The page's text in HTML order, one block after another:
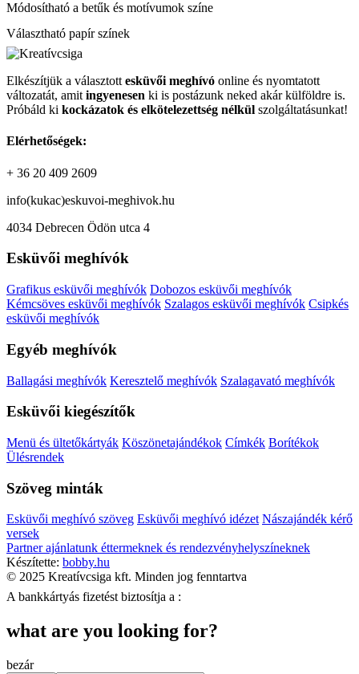
Módosítható a betűk és motívumok színe
Választható papír színek
Elkészítjük a választott esküvői meghívó online és nyomtatott
változatát, amit ingyenesen ki is postázunk neked akár külföldre is.
Próbáld ki kockázatok és elkötelezettség nélkül szolgáltatásunkat!
Elérhetőségek:
+ 36 20 409 2609
info(kukac)eskuvoi-meghivok.hu
4034 Debrecen Ödön utca 4
Esküvői meghívók
Grafikus esküvői meghívók Dobozos esküvői meghívók
Kémcsöves esküvői meghívók Szalagos esküvői meghívók Csipkés
esküvői meghívók
Egyéb meghívók
Ballagási meghívók Keresztelő meghívók Szalagavató meghívók
Esküvői kiegészítők
Menü és ültetőkártyák Köszönetajándékok Címkék Borítékok
Ülésrendek
Szöveg minták
Esküvői meghívó szöveg Esküvői meghívó idézet Nászajándék kérő
versek
Partner ajánlatunk éttermeknek és rendezvényhelyszíneknek
Készítette: bobby.hu
© 2025 Kreatívcsiga kft. Minden jog fenntartva
A bankkártyás fizetést biztosítja a :
what are you looking for?
bezár